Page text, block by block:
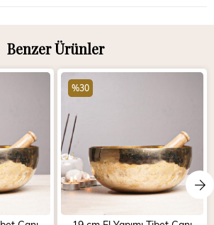
Benzer Ürünler
%30